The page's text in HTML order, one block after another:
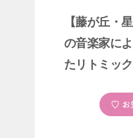
【藤が丘・
の音楽家に
たリトミック